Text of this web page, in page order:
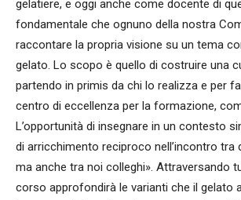
gelatiere, e oggi anche come docente di
fondamentale che ognuno della nostra
raccontare la propria visione su un tema
gelato. Lo scopo è quello di costruire una
partendo in primis da chi lo realizza e per
centro di eccellenza per la formazione,
L’opportunità di insegnare in un contesto
di arricchimento reciproco nell’incontro tra
ma anche tra noi colleghi». Attraversando
corso approfondirà le varianti che il gelato